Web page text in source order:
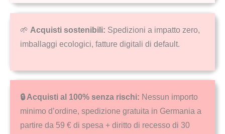
🌱 Acquisti sostenibili: Spedizioni a impatto zero,
imballaggi ecologici, fatture digitali di default.
🔒 Acquisti al 100% senza rischi: Nessun importo
minimo d’ordine, spedizione gratuita in Germania a
partire da 59 € di spesa + diritto di recesso di 30